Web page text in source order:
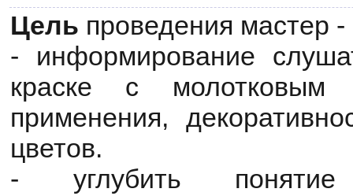
Цель проведения мастер -
- информирование
краске с
применения,
цветов.
- углубить